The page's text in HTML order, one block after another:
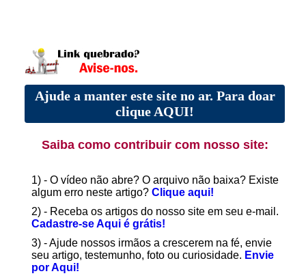
Ajude a manter este site no ar. Para doar
clique AQUI!
Saiba como contribuir com nosso site:
1) - O vídeo não abre? O arquivo não baixa? Existe
algum erro neste artigo? Clique aqui!
2) - Receba os artigos do nosso site em seu e-mail.
Cadastre-se Aqui é grátis!
3) - Ajude nossos irmãos a crescerem na fé, envie
seu artigo, testemunho, foto ou curiosidade. Envie
por Aqui!